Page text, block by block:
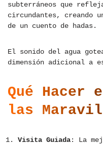
subterráneos que
circundantes, creando
de un cuento de hadas.
El sonido del agua
dimensión adicional a
Qué Hacer
las
Visita Guiada: La